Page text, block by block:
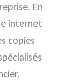
En
internet
copies